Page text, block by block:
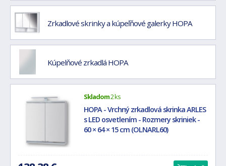
Zrkadlové skrinky a kúpeľňové galerky HOPA
Kúpelňové zrkadlá HOPA
Skladom2 ks
HOPA - Vrchný zrkadlová skrinka ARLES
s LED osvetlením - Rozmery skriniek -
60 × 64 × 15 cm (OLNARL60)